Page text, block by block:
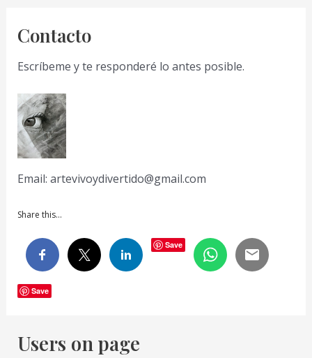
Contacto
Escríbeme y te responderé lo antes posible.
Email: artevivoydivertido@gmail.com
Share this…
Save
Save
Users on page